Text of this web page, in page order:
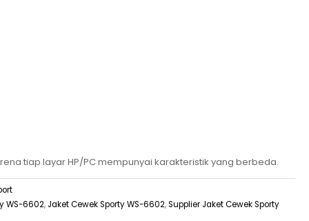
tiap layar HP/PC mempunyai karakteristik yang berbeda.
WS-6602, Jaket Cewek Sporty WS-6602,Supplier Jaket Cewek Sporty